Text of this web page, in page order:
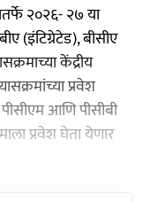
२०२६- २७ या
(इंटिग्रेटेड), बीसीए
केंद्रीय
प्रवेश
आणि पीसीबी
प्रवेश घेता येणार